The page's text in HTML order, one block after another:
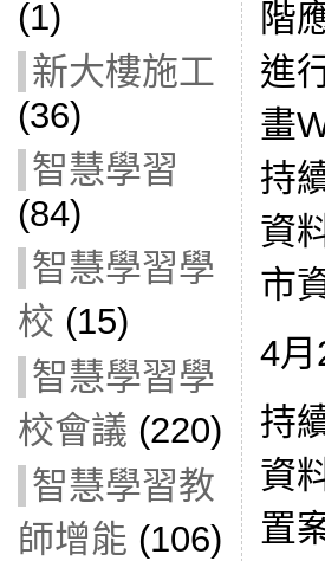
(1)
新大樓施工
(36)
智慧學習
(84)
智慧學習學
校 (15)
智慧學習學
校會議 (220)
智慧學習教
師增能 (106)
階
進
畫
持
資
市
4月
持
資
置